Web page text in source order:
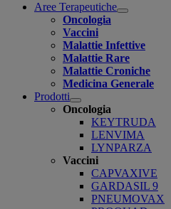
Aree Terapeutiche
Open
Oncologia
Vaccini
Malattie Infettive
Malattie Rare
Malattie Croniche
Medicina Generale
Prodotti
Open
submenu
Oncologia
KEYTRUDA
LENVIMA
LYNPARZA
Vaccini
CAPVAXIVE
GARDASIL 9
PNEUMOVAX